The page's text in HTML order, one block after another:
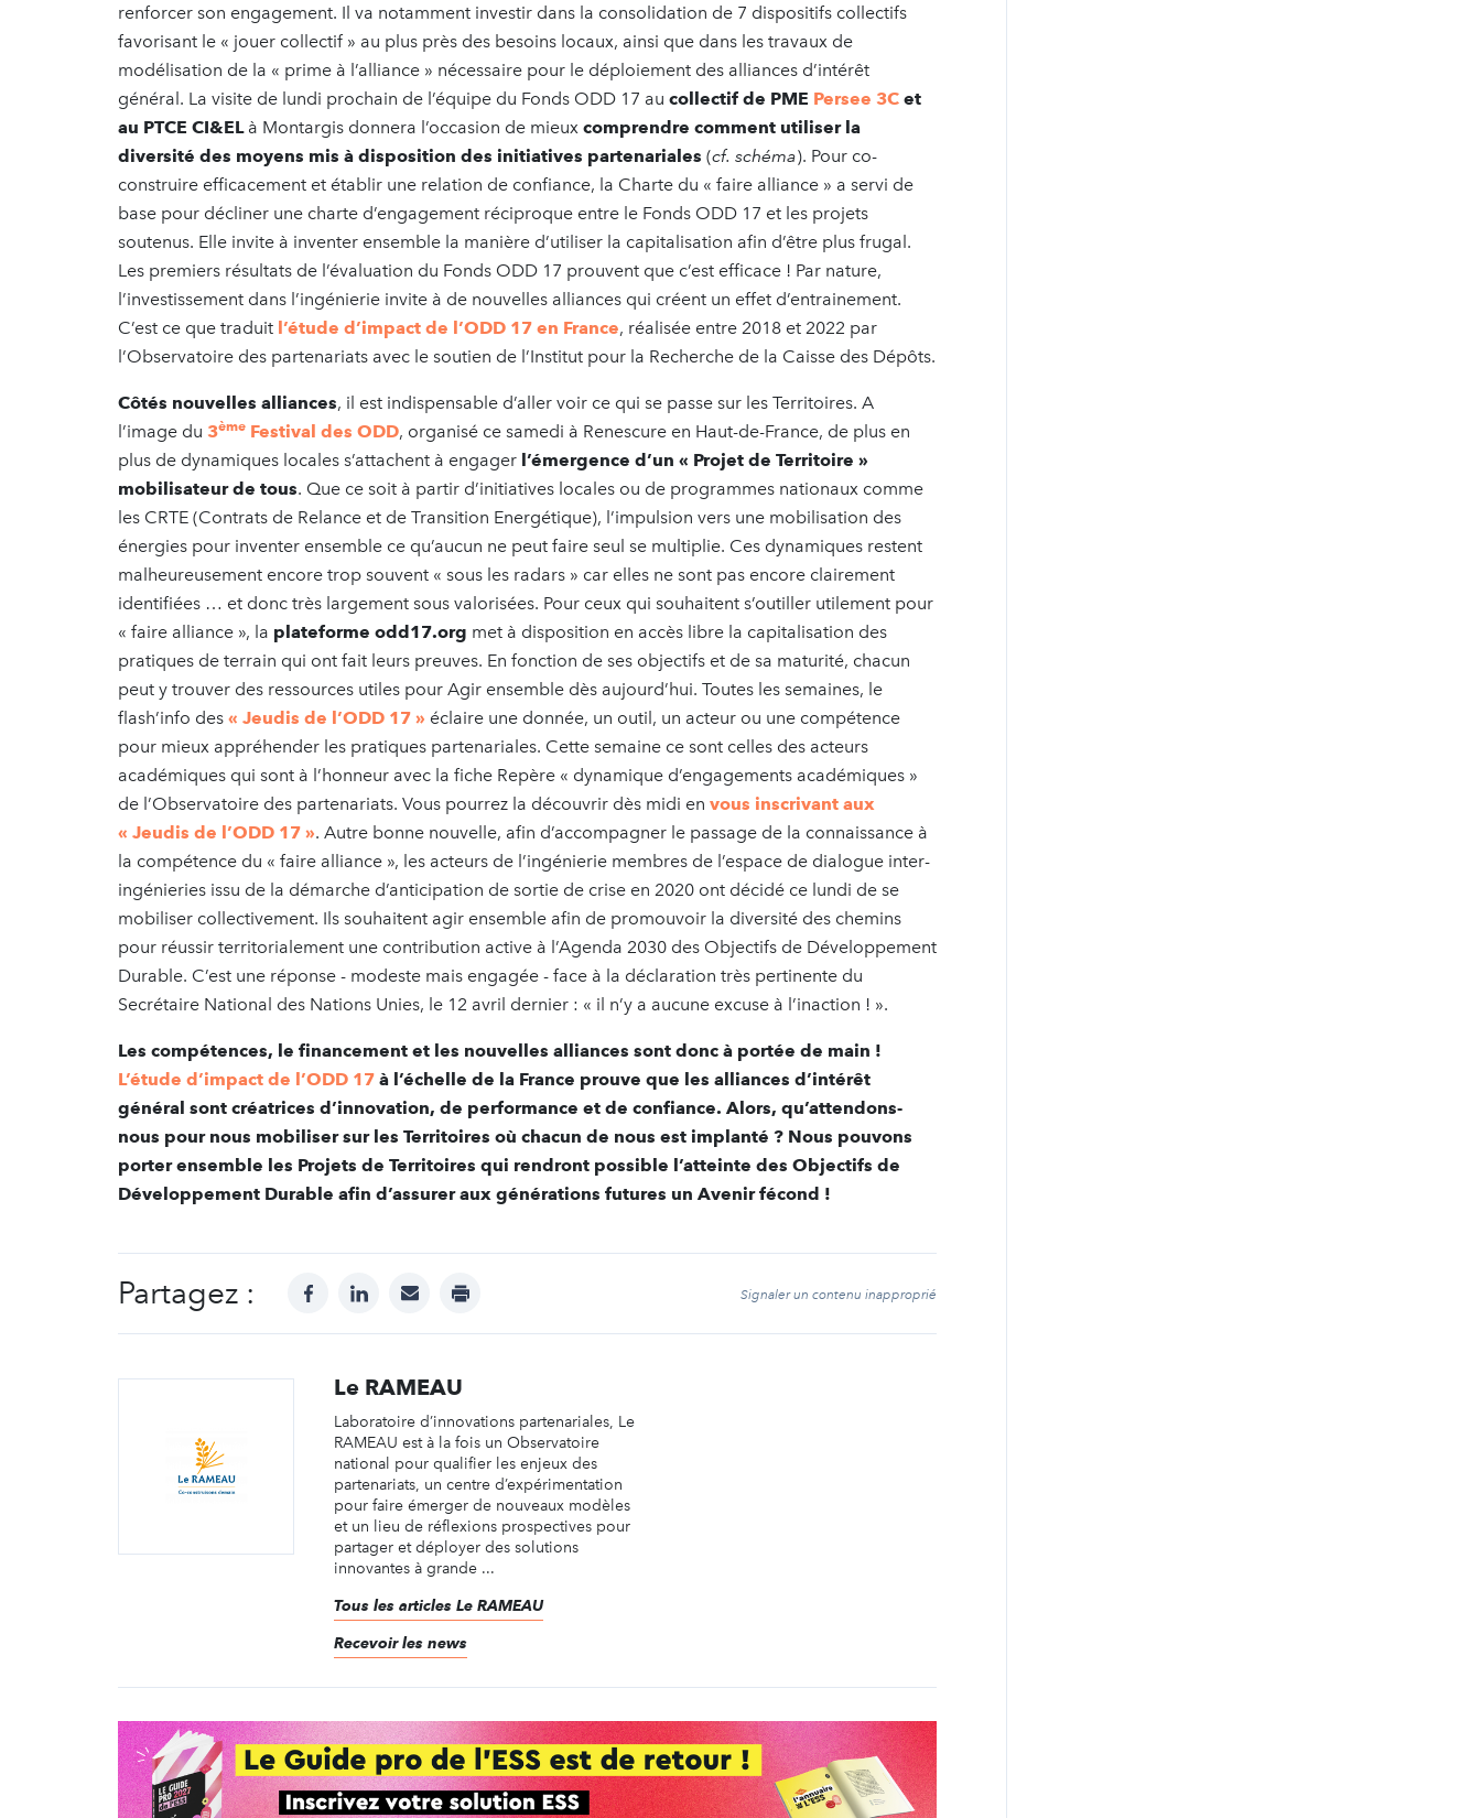
renforcer son engagement. Il va notamment investir dans la consolidation de 7 dispositifs collectifs
favorisant le « jouer collectif » au plus près des besoins locaux, ainsi que dans les travaux de
modélisation de la « prime à l’alliance » nécessaire pour le déploiement des alliances d’intérêt
général. La visite de lundi prochain de l’équipe du Fonds ODD 17 au collectif de PME Persee 3C et
au PTCE CI&EL à Montargis donnera l’occasion de mieux comprendre comment utiliser la
diversité des moyens mis à disposition des initiatives partenariales (cf. schéma). Pour co-
construire efficacement et établir une relation de confiance, la Charte du « faire alliance » a servi de
base pour décliner une charte d’engagement réciproque entre le Fonds ODD 17 et les projets
soutenus. Elle invite à inventer ensemble la manière d’utiliser la capitalisation afin d’être plus frugal.
Les premiers résultats de l’évaluation du Fonds ODD 17 prouvent que c’est efficace ! Par nature,
l’investissement dans l’ingénierie invite à de nouvelles alliances qui créent un effet d’entrainement.
C’est ce que traduit l’étude d’impact de l’ODD 17 en France, réalisée entre 2018 et 2022 par
l’Observatoire des partenariats avec le soutien de l’Institut pour la Recherche de la Caisse des Dépôts.
Côtés nouvelles alliances, il est indispensable d’aller voir ce qui se passe sur les Territoires. A
l’image du 3ème Festival des ODD, organisé ce samedi à Renescure en Haut-de-France, de plus en
plus de dynamiques locales s’attachent à engager l’émergence d’un « Projet de Territoire »
mobilisateur de tous. Que ce soit à partir d’initiatives locales ou de programmes nationaux comme
les CRTE (Contrats de Relance et de Transition Energétique), l’impulsion vers une mobilisation des
énergies pour inventer ensemble ce qu’aucun ne peut faire seul se multiplie. Ces dynamiques restent
malheureusement encore trop souvent « sous les radars » car elles ne sont pas encore clairement
identifiées … et donc très largement sous valorisées. Pour ceux qui souhaitent s’outiller utilement pour
« faire alliance », la plateforme odd17.org met à disposition en accès libre la capitalisation des
pratiques de terrain qui ont fait leurs preuves. En fonction de ses objectifs et de sa maturité, chacun
peut y trouver des ressources utiles pour Agir ensemble dès aujourd’hui. Toutes les semaines, le
flash’info des « Jeudis de l’ODD 17 » éclaire une donnée, un outil, un acteur ou une compétence
pour mieux appréhender les pratiques partenariales. Cette semaine ce sont celles des acteurs
académiques qui sont à l’honneur avec la fiche Repère « dynamique d’engagements académiques »
de l’Observatoire des partenariats. Vous pourrez la découvrir dès midi en vous inscrivant aux
« Jeudis de l’ODD 17 ». Autre bonne nouvelle, afin d’accompagner le passage de la connaissance à
la compétence du « faire alliance », les acteurs de l’ingénierie membres de l’espace de dialogue inter-
ingénieries issu de la démarche d’anticipation de sortie de crise en 2020 ont décidé ce lundi de se
mobiliser collectivement. Ils souhaitent agir ensemble afin de promouvoir la diversité des chemins
pour réussir territorialement une contribution active à l’Agenda 2030 des Objectifs de Développement
Durable. C’est une réponse - modeste mais engagée - face à la déclaration très pertinente du
Secrétaire National des Nations Unies, le 12 avril dernier : « il n’y a aucune excuse à l’inaction ! ».
Les compétences, le financement et les nouvelles alliances sont donc à portée de main !
L’étude d’impact de l’ODD 17 à l’échelle de la France prouve que les alliances d’intérêt
général sont créatrices d’innovation, de performance et de confiance. Alors, qu’attendons-
nous pour nous mobiliser sur les Territoires où chacun de nous est implanté ? Nous pouvons
porter ensemble les Projets de Territoires qui rendront possible l’atteinte des Objectifs de
Développement Durable afin d’assurer aux générations futures un Avenir fécond !
Partagez : facebooklinkedinmail print Signaler un contenu inapproprié
Le RAMEAU
Laboratoire d’innovations partenariales, Le
RAMEAU est à la fois un Observatoire
national pour qualifier les enjeux des
partenariats, un centre d’expérimentation
pour faire émerger de nouveaux modèles
et un lieu de réflexions prospectives pour
partager et déployer des solutions
innovantes à grande ...
Tous les articles Le RAMEAU
Recevoir les news